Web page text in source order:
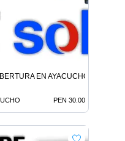
EN AYACUCHO
PEN 30.00